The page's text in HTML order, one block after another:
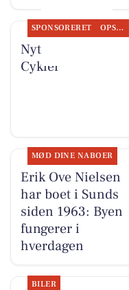
SPONSORERET OPSLAGSTAVLEN
Nyt fra Per P.
Cykler
MØD DINE NABOER
Erik Ove Nielsen
har boet i Sunds
siden 1963: Byen
fungerer i
hverdagen
BILER